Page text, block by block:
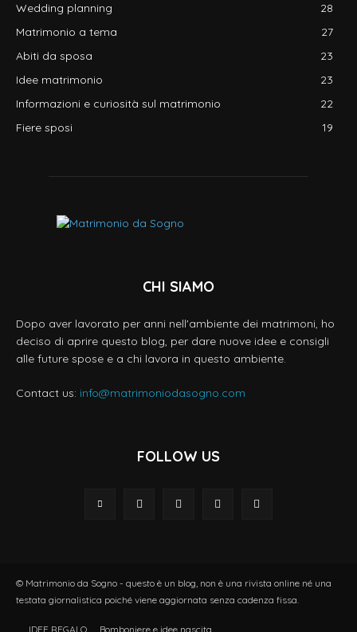
Wedding planning
28
Matrimonio a tema
27
Abiti da sposa
23
Idee matrimonio
23
Informazioni e curiosità sul matrimonio
22
Fiere sposi
19
CHI SIAMO
Dopo aver lavorato per anni nell'ambiente dei matrimoni, ho
deciso di aprire questo blog, per dare nuove idee e consigli
alle future spose e a chi lavora in questo ambiente.
Contact us: info@matrimoniodasogno.com
FOLLOW US
© Matrimonio da Sogno - questo è un blog, non è una rivista online né una
testata giornalistica poiché viene aggiornata senza cadenza fissa.
IDEE REGALO Bomboniere e idee nascita